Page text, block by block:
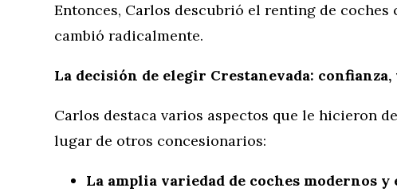
Entonces, Carlos descubrió el renting de coches
cambió radicalmente.
La decisión de elegir Crestanevada:
Carlos destaca varios aspectos que le hicieron
lugar de otros concesionarios:
La amplia variedad de coches modernos y